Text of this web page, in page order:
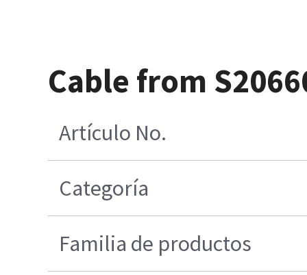
Cable from
Artículo No.
Categoría
Familia de productos